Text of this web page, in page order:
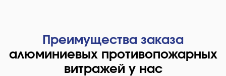
Преимущества заказа
алюминиевых противопожарных
витражей у нас